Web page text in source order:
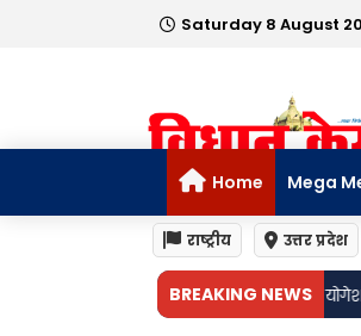
Saturday 8 August
Home Mega
राष्ट्रीय उत्तर प्रदेश
BREAKING NEWS
विधायक योगेश शुक्ला ने गुरु रविदास जी की